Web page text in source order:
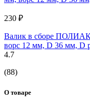
230 ₽
Валик в сборе
ворс 12 мм, D 36 мм, D
4.7
(88)
О товаре